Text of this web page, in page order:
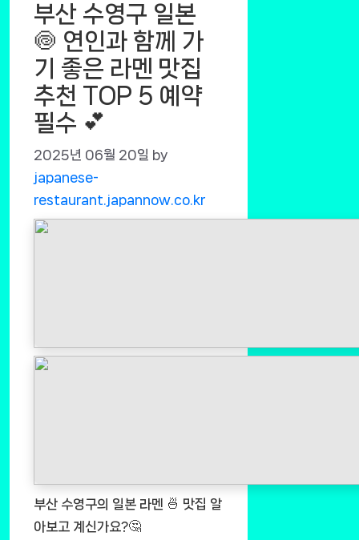
부산 수영구 일본
🍥 연인과 함께 가
기 좋은 라멘 맛집
추천 TOP 5 예약
필수 💕
2025년 06월 20일 by
japanese-
restaurant.japannow.co.kr
부산 수영구의 일본 라멘 🍜 맛집 알
아보고 계신가요?🤔